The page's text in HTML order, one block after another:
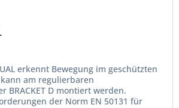
erkennt Bewegung im geschützten
am regulierbaren
BRACKET D montiert werden.
der Norm EN 50131 für